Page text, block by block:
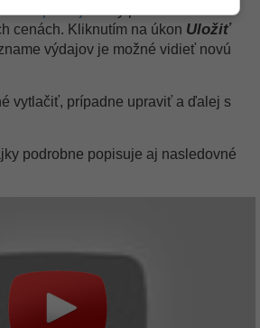
line predaj
cenách. Kliknutím na úkon Uložiť
výdajov je možné vidieť novú
vytlačiť, prípadne upraviť a ďalej s
podrobne popisuje aj nasledovné